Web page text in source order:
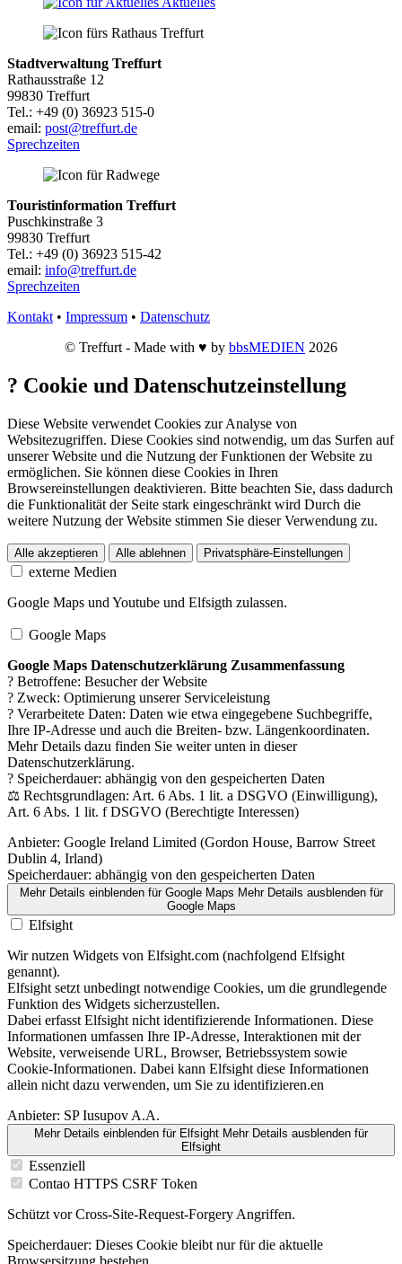
Stadtverwaltung Treffurt
Rathausstraße 12
99830 Treffurt
Tel.: +49 (0) 36923 515-0
email: post@treffurt.de
Sprechzeiten
Touristinformation Treffurt
Puschkinstraße 3
99830 Treffurt
Tel.: +49 (0) 36923 515-42
email: info@treffurt.de
Sprechzeiten
Kontakt • Impressum • Datenschutz
© Treffurt - Made with ♥ by bbsMEDIEN 2026
? Cookie und Datenschutzeinstellung
Diese Website verwendet Cookies zur Analyse von
Websitezugriffen. Diese Cookies sind notwendig, um das Surfen auf
unserer Website und die Nutzung der Funktionen der Website zu
ermöglichen. Sie können diese Cookies in Ihren
Browsereinstellungen deaktivieren. Bitte beachten Sie, dass dadurch
die Funktionalität der Seite stark eingeschränkt wird Durch die
weitere Nutzung der Website stimmen Sie dieser Verwendung zu.
Alle akzeptieren Alle ablehnen Privatsphäre-Einstellungen
externe Medien
Google Maps und Youtube und Elfsigth zulassen.
Google Maps
Google Maps Datenschutzerklärung Zusammenfassung
? Betroffene: Besucher der Website
? Zweck: Optimierung unserer Serviceleistung
? Verarbeitete Daten: Daten wie etwa eingegebene Suchbegriffe,
Ihre IP-Adresse und auch die Breiten- bzw. Längenkoordinaten.
Mehr Details dazu finden Sie weiter unten in dieser
Datenschutzerklärung.
? Speicherdauer: abhängig von den gespeicherten Daten
⚖️ Rechtsgrundlagen: Art. 6 Abs. 1 lit. a DSGVO (Einwilligung),
Art. 6 Abs. 1 lit. f DSGVO (Berechtigte Interessen)
Anbieter: Google Ireland Limited (Gordon House, Barrow Street
Dublin 4, Irland)
Speicherdauer: abhängig von den gespeicherten Daten
Mehr Details einblendenfür Google Maps Mehr Details ausblendenfür
Google Maps
Elfsight
Wir nutzen Widgets von Elfsight.com (nachfolgend Elfsight
genannt).
Elfsight setzt unbedingt notwendige Cookies, um die grundlegende
Funktion des Widgets sicherzustellen.
Dabei erfasst Elfsight nicht identifizierende Informationen. Diese
Informationen umfassen Ihre IP-Adresse, Interaktionen mit der
Website, verweisende URL, Browser, Betriebssystem sowie
Cookie-Informationen. Dabei kann Elfsight diese Informationen
allein nicht dazu verwenden, um Sie zu identifizieren.en
Anbieter: SP Iusupov A.A.
Mehr Details einblenden für Elfsight Mehr Details ausblenden für
Elfsight
Essenziell
Contao HTTPS CSRF Token
Schützt vor Cross-Site-Request-Forgery Angriffen.
Speicherdauer: Dieses Cookie bleibt nur für die aktuelle
Browsersitzung bestehen.